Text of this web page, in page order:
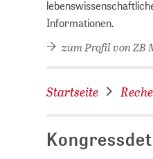
Informationen.
zum Profil von ZB
Startseite